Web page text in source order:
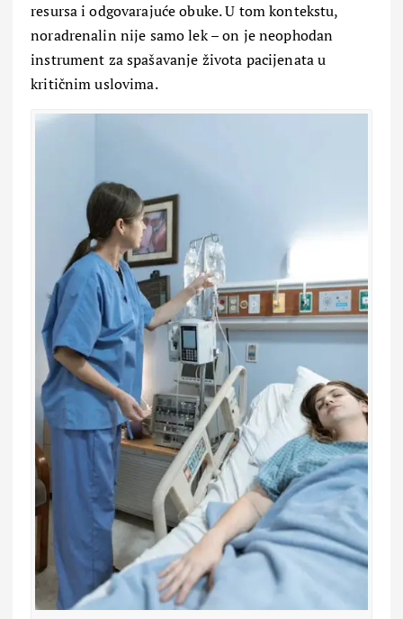
resursa i odgovarajuće obuke. U tom kontekstu,
noradrenalin nije samo lek – on je neophodan
instrument za spašavanje života pacijenata u
kritičnim uslovima.